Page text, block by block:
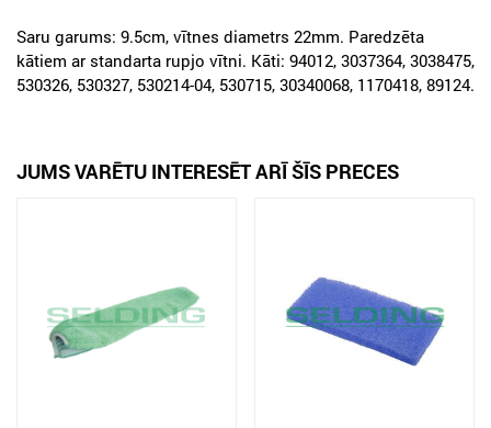
Saru garums: 9.5cm, vītnes diametrs 22mm. Paredzēta
kātiem ar standarta rupjo vītni. Kāti: 94012, 3037364, 3038475,
530326, 530327, 530214-04, 530715, 30340068, 1170418, 89124.
JUMS VARĒTU INTERESĒT ARĪ ŠĪS PRECES